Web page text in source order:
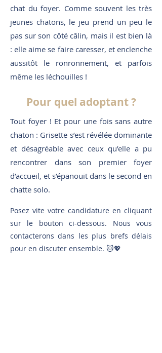
chat du foyer. Comme souvent les très
jeunes chatons, le jeu prend un peu le
pas sur son côté câlin, mais il est bien là
: elle aime se faire caresser, et enclenche
aussitôt le ronronnement, et parfois
même les léchouilles !
Pour quel adoptant ?
Tout foyer ! Et pour une fois sans autre
chaton : Grisette s’est révélée dominante
et désagréable avec ceux qu’elle a pu
rencontrer dans son premier foyer
d’accueil, et s’épanouit dans le second en
chatte solo.
Posez vite votre candidature en cliquant
sur le bouton ci-dessous. Nous vous
contacterons dans les plus brefs délais
pour en discuter ensemble. 🐱💖